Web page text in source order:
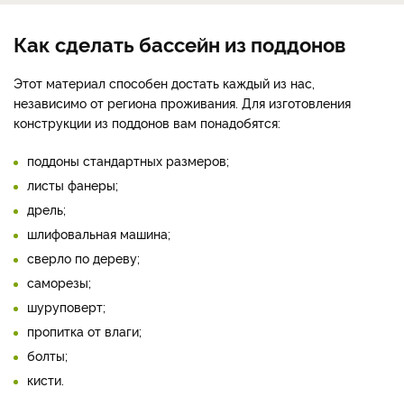
Как сделать бассейн из поддонов
Этот материал способен достать каждый из нас,
независимо от региона проживания. Для изготовления
конструкции из поддонов вам понадобятся:
поддоны стандартных размеров;
листы фанеры;
дрель;
шлифовальная машина;
сверло по дереву;
саморезы;
шуруповерт;
пропитка от влаги;
болты;
кисти.